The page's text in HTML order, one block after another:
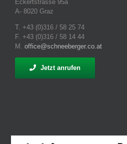
Eckertstrasse 95a
A- 8020 Graz
T. +43 (0)316 / 58 25 74
F. +43 (0)316 / 58 14 44
M. office@schneeberger.co.at
Jetzt anrufen